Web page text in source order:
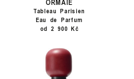
Tableau Parisien
Eau de Parfum
od 2 900 Kč